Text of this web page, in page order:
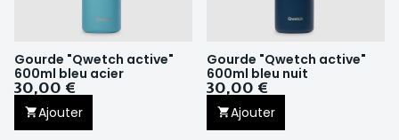
Gourde "Qwetch active"
600ml bleu acier
30,00 €
Ajouter
Gourde "Qwetch active"
600ml bleu nuit
30,00 €
Ajouter